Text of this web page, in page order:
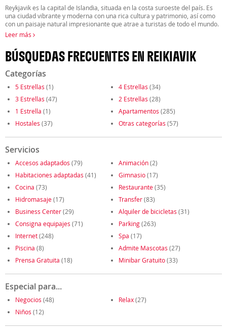
Reykjavik es la capital de Islandia, situada en la costa suroeste del país. Es
una ciudad vibrante y moderna con una rica cultura y patrimonio, así como
con un paisaje natural impresionante que atrae a turistas de todo el mundo.
Leer más
BÚSQUEDAS FRECUENTES EN REIKIAVIK
Categorías
5 Estrellas (1) 4 Estrellas (34)
3 Estrellas (47) 2 Estrellas (28)
1 Estrella (1) Apartamentos (285)
Hostales (37) Otras categorías (57)
Servicios
Accesos adaptados (79) Animación(2)
Habitaciones adaptadas (41) Gimnasio(17)
Cocina (73) Restaurante(35)
Hidromasaje(17) Transfer(83)
Business Center(29) Alquiler de bicicletas (31)
Consigna equipajes (71) Parking(263)
Internet(248) Spa (17)
Piscina (8) Admite Mascotas (27)
Prensa Gratuita (18) Minibar Gratuito(33)
Especial para...
Negocios (48) Relax(27)
Niños (12)